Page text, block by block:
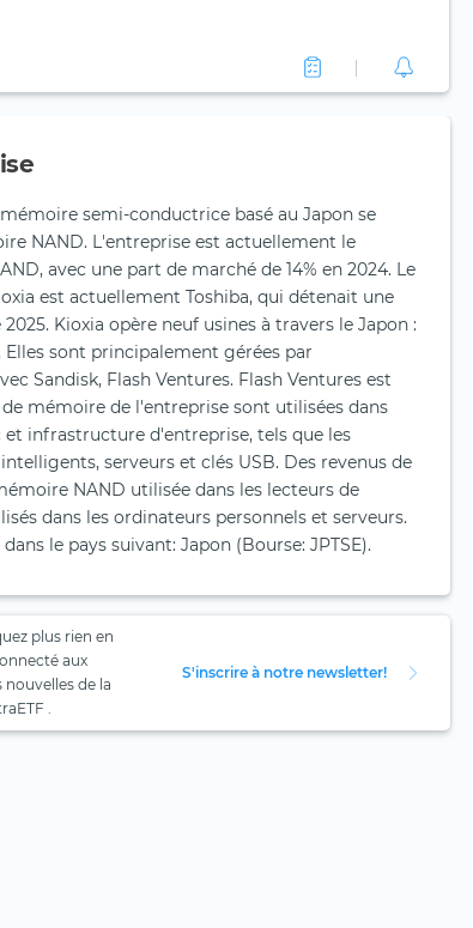
semi-conductrice basé au Japon se
NAND. L'entreprise est actuellement le
avec une part de marché de 14% en 2024. Le
est actuellement Toshiba, qui détenait une
Kioxia opère neuf usines à travers le Japon :
sont principalement gérées par
Sandisk, Flash Ventures. Flash Ventures est
de mémoire de l'entreprise sont utilisées dans
infrastructure d'entreprise, tels que les
serveurs et clés USB. Des revenus de
NAND utilisée dans les lecteurs de
dans les ordinateurs personnels et serveurs.
le pays suivant: Japon (Bourse: JPTSE).
plus rien en
aux
nouvelles de la
.
S'inscrire à notre newsletter!